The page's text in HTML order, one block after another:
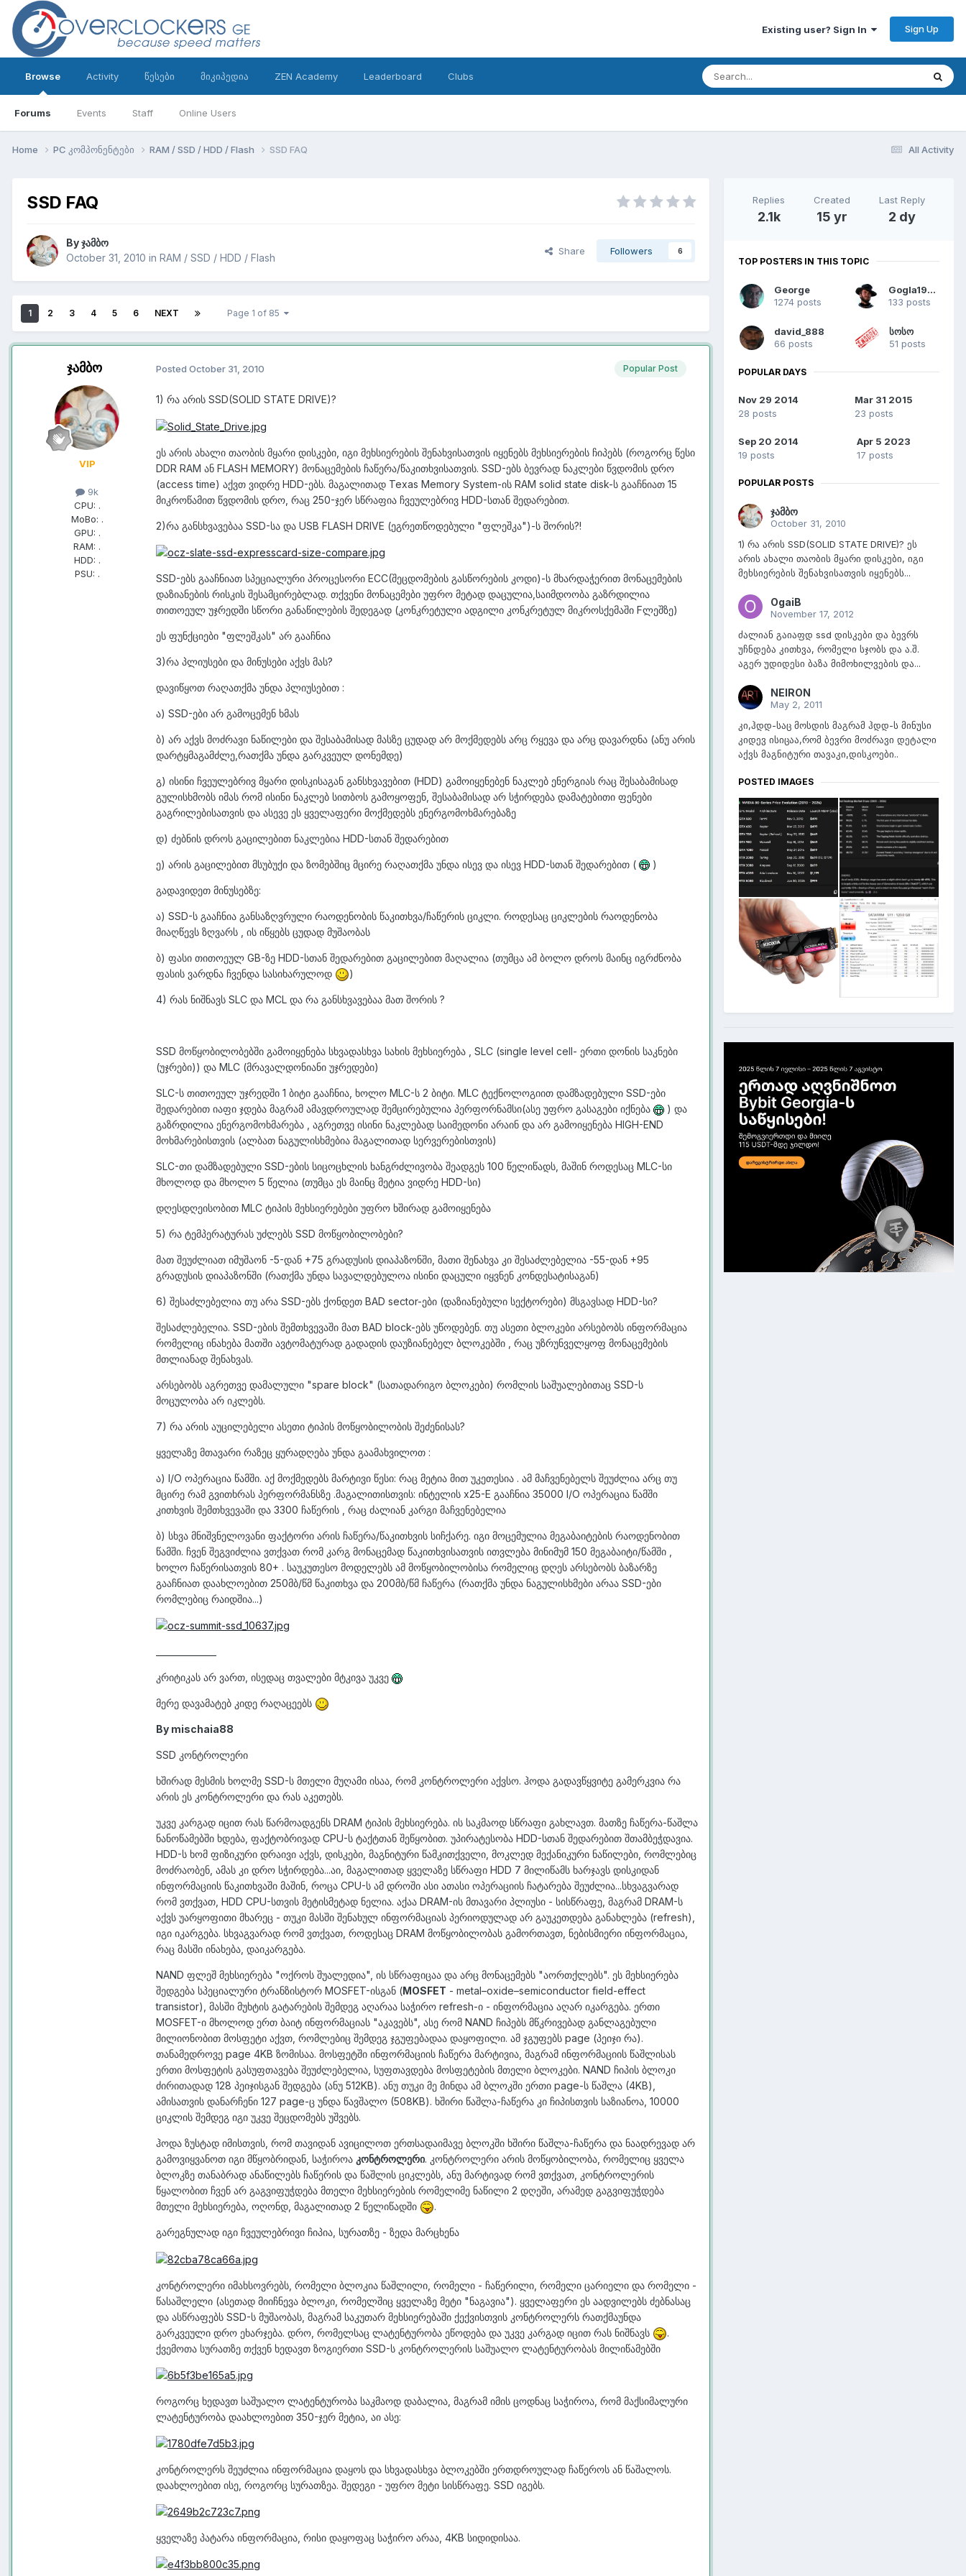
Existing user? Sign In Sign Up
Browse
Forums Events Staff Online Users
Activity წესები მიკიპედია ZEN Academy Leaderboard Clubs
All Activity
Home PC კომპონენტები RAM / SSD / HDD / Flash SSD FAQ
SSD FAQ
Byჯამბო
October 31, 2010 in RAM / SSD / HDD / Flash
Share Followers 6
1 2 3 4 5 6 NEXT Page 1 of 85
ჯამბო
VIP
9k
CPU: .
MoBo: .
GPU: .
RAM: .
HDD: .
PSU: .
Popular Post
Posted October 31, 2010
1) რა არის SSD(SOLID STATE DRIVE)?
ეს არის ახალი თაობის მყარი დისკები, იგი მეხსიერების შენახვისათვის იყენებს მეხსიერების ჩიპებს (როგორც წესი
DDR RAM ან FLASH MEMORY) მონაცემების ჩაწერა/წაკითხვისათვის. SSD-ებს ბევრად ნაკლები წვდომის დრო
(access time) აქვთ ვიდრე HDD-ებს. მაგალითად Texas Memory System-ის RAM solid state disk-ს გააჩნიათ 15
მიკროწამით წვდომის დრო, რაც 250-ჯერ სწრაფია ჩვეულებრივ HDD-სთან შედარებით.
2)რა განსხვავებაა SSD-სა და USB FLASH DRIVE (ეგრეთწოდებული "ფლეშკა")-ს შორის?!
SSD-ებს გააჩნიათ სპეციალური პროცესორი ECC(შეცდომების გასწორების კოდი)-ს მხარდაჭერით მონაცემების
დაზიანების რისკის შესამცირებლად. თქვენი მონაცემები უფრო მეტად დაცულია,საიმდოობა გაზრდილია
თითოეულ უჯრედში სწორი განაწილების შედეგად (კონკრეტული ადგილი კონკრეტულ მიკროსქემაში Fლეშზე)
ეს ფუნქციები "ფლეშკას" არ გააჩნია
3)რა პლიუსები და მინუსები აქვს მას?
დავიწყოთ რაღათქმა უნდა პლიუსებით :
ა) SSD-ები არ გამოცემენ ხმას
ბ) არ აქვს მოძრავი ნაწილები და შესაბამისად მასზე ცუდად არ მოქმედებს არც რყევა და არც დავარდნა (ანუ არის
დარტყმაგამძლე,რათქმა უნდა გარკვეულ დონემდე)
გ) ისინი ჩვეულებრივ მყარი დისკისაგან განსხვავებით (HDD) გამოიყენებენ ნაკლებ ენერგიას რაც შესაბამისად
გულისხმობს იმას რომ ისინი ნაკლებ სითბოს გამოყოფენ, შესაბამისად არ სჭირდება დამატებითი ფენები
გაგრილებისათვის და ასევე ეს ყველაფერი მოქმედებს ენერგომოხმარებაზე
დ) ძებნის დროს გაცილებით ნაკლებია HDD-სთან შედარებით
ე) არის გაცილებით მსუბუქი და ზომებშიც მცირე რაღათქმა უნდა ისევ და ისევ HDD-სთან შედარებით ( )
გადავიდეთ მინუსებზე:
ა) SSD-ს გააჩნია განსაზღვრული რაოდენობის წაკითხვა/ჩაწერის ციკლი. როდესაც ციკლების რაოდენობა
მიაღწევს ზღვარს , ის იწყებს ცუდად მუშაობას
ბ) ფასი თითოეულ GB-ზე HDD-სთან შედარებით გაცილებით მაღალია (თუმცა ამ ბოლო დროს მაინც იგრძნობა
ფასის ვარდნა ჩვენდა სასიხარულოდ
)
4) რას ნიშნავს SLC და MCL და რა განსხვავებაა მათ შორის ?
SSD მოწყობილობებში გამოიყენება სხვადასხვა სახის მეხსიერება , SLC (single level cell- ერთი დონის საკნები
(უჯრები)) და MLC (მრავალდონიანი უჯრედები)
SLC-ს თითოეულ უჯრედში 1 ბიტი გააჩნია, ხოლო MLC-ს 2 ბიტი. MLC ტექნოლოგიით დამზადებული SSD-ები
შედარებით იაფი ჯდება მაგრამ ამავდროულად შემცირებულია პერფორნამსი(ასე უფრო გასაგები იქნება
) და
გაზრდილია ენერგომოხმარება , აგრეთვე ისინი ნაკლებად საიმედონი არაინ და არ გამოიყენება HIGH-END
მოხმარებისთვის (ალბათ ნაგულისხმებია მაგალითად სერვერებისთვის)
SLC-თი დამზადებული SSD-ების სიცოცხლის ხანგრძლივობა შეადგეს 100 წელიწადს, მაშინ როდესაც MLC-სი
მხოლოდ და მხოლო 5 წელია (თუმცა ეს მაინც მეტია ვიდრე HDD-სი)
დღესდღეისობით MLC ტიპის მეხსიერებები უფრო ხშირად გამოიყენება
5) რა ტემპერატურას უძლებს SSD მოწყობილობები?
მათ შეუძლიათ იმუშაონ -5-დან +75 გრადუსის დიაპაზონში, მათი შენახვა კი შესაძლებელია -55-დან +95
გრადუსის დიაპაზონში (რათქმა უნდა სავალდებულოა ისინი დაცული იყვნენ კონდესატისაგან)
6) შესაძლებელია თუ არა SSD-ებს ქონდეთ BAD sector-ები (დაზიანებული სექტორები) მსგავსად HDD-სი?
შესაძლებელია. SSD-ების შემთხვევაში მათ BAD block-ებს უწოდებენ. თუ ასეთი ბლოკები არსებობს ინფორმაცია
რომელიც ინახება მათში ავტომატურად გადადის დაუზიანებელ ბლოკებში , რაც უზრუნველყოფ მონაცემების
მთლიანად შენახვას.
არსებობს აგრეთვე დამალული "spare block" (სათადარიგო ბლოკები) რომლის საშუალებითაც SSD-ს
მოცულობა არ იკლებს.
7) რა არის აუცილებელი ასეთი ტიპის მოწყობილობის შეძენისას?
ყველაზე მთავარი რაზეც ყურადღება უნდა გაამახვილოთ :
ა) I/O ოპერაცია წამში. აქ მოქმედებს მარტივი წესი: რაც მეტია მით უკეთესია . ამ მაჩვენებელს შეუძლია არც თუ
მცირე რამ გვითხრას პერფორმანსზე .მაგალითისთვის: ინტელის x25-E გააჩნია 35000 I/O ოპერაცია წამში
კითხვის შემთხვევაში და 3300 ჩაწერის , რაც ძალიან კარგი მაჩვენებელია
ბ) სხვა მნიშვნელოვანი ფაქტორი არის ჩაწერა/წაკითხვის სიჩქარე. იგი მოცემულია მეგაბაიტების რაოდენობით
წამში. ჩვენ შეგვიძლია ვთქვათ რომ კარგ მონაცემად წაკითხვისათვის ითვლება მინიმუმ 150 მეგაბაიტი/წამში ,
ხოლო ჩაწერისათვის 80+ . საუკუთესო მოდელებს ამ მოწყობილობისა რომელიც დღეს არსებობს ბაზარზე
გააჩნიათ დაახლოებით 250მბ/წმ წაკითხვა და 200მბ/წმ ჩაწერა (რათქმა უნდა ნაგულისხმები არაა SSD-ები
რომლებიც რაიდშია...)
კრიტიკას არ ვართ, ისედაც თვალები მტკივა უკვე
მერე დავამატებ კიდე რაღაცეებს
By mischaia88
SSD კონტროლერი
ხშირად მესმის ხოლმე SSD-ს მთელი მუღამი ისაა, რომ კონტროლერი აქვსო. ჰოდა გადავწყვიტე გამერკვია რა
არის ეს კონტროლერი და რას აკეთებს.
უკვე კარგად იცით რას წარმოადგენს DRAM ტიპის მეხსიერება. ის საკმაოდ სწრაფი გახლავთ. მათზე ჩაწერა-წაშლა
ნანოწამებში ხდება, ფაქტობრივად CPU-ს ტაქტთან შეწყობით. უპირატესობა HDD-სთან შედარებით შთამბეჭდავია.
HDD-ს ხომ ფიზიკური დრაივი აქვს, დისკები, მაგნიტური წამკითქველი, მოკლედ მექანიკური ნაწილები, რომლებიც
მოძრაობენ, ამას კი დრო სჭირდება...აი, მაგალითად ყველაზე სწრაფი HDD 7 მილიწამს ხარჯავს დისკიდან
ინფორმაციის წაკითხვაში მაშინ, როცა CPU-ს ამ დროში ასი ათასი ოპერაციის ჩატარება შეუძლია...სხვაგვარად
რომ ვთქვათ, HDD CPU-სთვის მეტისმეტად ნელია. აქაა DRAM-ის მთავარი პლიუსი - სისწრაფე, მაგრამ DRAM-ს
აქვს უარყოფითი მხარეც - თუკი მასში შენახულ ინფორმაციას პერიოდულად არ გაუკეთდება განახლება (refresh),
იგი იკარგება. სხვაგვარად რომ ვთქვათ, როდესაც DRAM მოწყობილობას გამორთავთ, ნებისმიერი ინფორმაცია,
რაც მასში ინახება, დაიკარგება.
NAND ფლეშ მეხსიერება "ოქროს შუალედია", ის სწრაფიცაა და არც მონაცემებს "აორთქლებს". ეს მეხსიერება
შედგება სპეციალური ტრანზისტორ MOSFET-ისგან (MOSFET - metal–oxide–semiconductor field-effect
transistor), მასში მუხტის გატარების შემდეგ აღარაა საჭირო refresh-ი - ინფორმაცია აღარ იკარგება. ერთი
MOSFET-ი მხოლოდ ერთ ბაიტ ინფორმაციას "აკავებს", ასე რომ NAND ჩიპებს მწკრივებად განლაგებული
მილიონობით მოსფეტი აქვთ, რომლებიც შემდეგ ჯგუფებადაა დაყოფილი. ამ ჯგუფებს page (პეიჯი რა).
თანამედროვე page 4KB ზომისაა. მოსფეტში ინფორმაციის ჩაწერა მარტივია, მაგრამ ინფორმაციის წაშლისას
ერთი მოსფეტის გასუფთავება შეუძლებელია, სუფთავდება მოსფეტების მთელი ბლოკები. NAND ჩიპის ბლოკი
ძირითადად 128 პეიჯისგან შედგება (ანუ 512KB). ანუ თუკი მე მინდა ამ ბლოკში ერთი page-ს წაშლა (4KB),
ამისათვის დანარჩენი 127 page-ც უნდა წავშალო (508KB). ხშირი წაშლა-ჩაწერა კი ჩიპისთვის საზიანოა, 10000
ციკლის შემდეგ იგი უკვე შეცდომებს უშვებს.
ჰოდა ზუსტად იმისთვის, რომ თავიდან ავიცილოთ ერთსადაიმავე ბლოკში ხშირი წაშლა-ჩაწერა და ნაადრევად არ
გამოვიყვანოთ იგი მწყობრიდან, საჭიროა კონტროლერი. კონტროლერი არის მოწყობილობა, რომელიც ყველა
ბლოკზე თანაბრად ანაწილებს ჩაწერის და წაშლის ციკლებს, ანუ მარტივად რომ ვთქვათ, კონტროლერის
წყალობით ჩვენ არ გაგვიფუჭდება მთელი მეხსიერების რომელიმე ნაწილი 2 დღეში, არამედ გაგვიფუჭდება
მთელი მეხსიერება, ოღონდ, მაგალითად 2 წელიწადში
.
გარეგნულად იგი ჩვეულებრივი ჩიპია, სურათზე - ზედა მარცხენა
კონტროლერი იმახსოვრებს, რომელი ბლოკია წაშლილი, რომელი - ჩაწერილი, რომელი ცარიელი და რომელი -
წასაშლელი (ასეთად მიიჩნევა ბლოკი, რომელშიც ყველაზე მეტი "ნაგავია"). ყველაფერი ეს აადვილებს ძებნასაც
და ასწრაფებს SSD-ს მუშაობას, მაგრამ საკუთარ მეხსიერებაში ქექვისთვის კონტროლერს რათქმაუნდა
გარკვეული დრო ეხარჯება. დრო, რომელსაც ლატენტურობა ეწოდება და უკვე კარგად იცით რას ნიშნავს
.
ქვემოთა სურათზე თქვენ ხედავთ ზოგიერთი SSD-ს კონტროლერის საშუალო ლატენტურობას მილიწამებში
როგორც ხედავთ საშუალო ლატენტურობა საკმაოდ დაბალია, მაგრამ იმის ცოდნაც საჭიროა, რომ მაქსიმალური
ლატენტურობა დაახლოებით 350-ჯერ მეტია, აი ასე:
კონტროლერს შეუძლია ინფორმაცია დაყოს და სხვადასხვა ბლოკებში ერთდროულად ჩაწეროს ან წაშალოს.
დაახლოებით ისე, როგორც სურათზეა. შედეგი - უფრო მეტი სისწრაფე. SSD იგებს.
ყველაზე პატარა ინფორმაცია, რისი დაყოფაც საჭირო არაა, 4KB სიდიდისაა.
Replies
2.1k
Created
15 yr
Last Reply
2 dy
TOP POSTERS IN THIS TOPIC
George
1274 posts
Gogla1990
133 posts
david_888
66 posts
სოსო
51 posts
POPULAR DAYS
Nov 29 2014
28 posts
Mar 31 2015
23 posts
Sep 20 2014
19 posts
Apr 5 2023
17 posts
POPULAR POSTS
ჯამბო
October 31, 2010
1) რა არის SSD(SOLID STATE DRIVE)? ეს
არის ახალი თაობის მყარი დისკები, იგი
მეხსიერების შენახვისათვის იყენებს...
OgaiB
November 17, 2012
ძალიან გაიაფდ ssd დისკები და ბევრს
უჩნდება კითხვა, რომელი სჯობს და ა.შ.
აგერ უდიდესი ბაზა მიმოხილვების და...
NEIRON
May 2, 2011
კი,ჰდდ-საც მოსდის მაგრამ ჰდდ-ს მინუსი
კიდევ ისიცაა,რომ ბევრი მოძრავი დეტალი
აქვს მაგნიტური თავაკი,დისკოები..
POSTED IMAGES